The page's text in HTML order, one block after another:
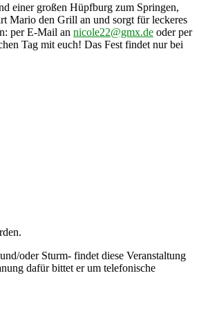
einer großen Hüpfburg zum Springen,
Mario den Grill an und sorgt für leckeres
per E-Mail an nicole22@gmx.de oder per
Tag mit euch! Das Fest findet nur bei
oder Sturm- findet diese Veranstaltung
dafür bittet er um telefonische